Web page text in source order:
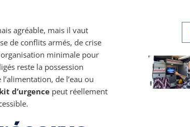
agréable, mais il vaut
de conflits armés, de crise
minimale pour
reste la possession
de l’eau ou
kit d’urgence peut réellement